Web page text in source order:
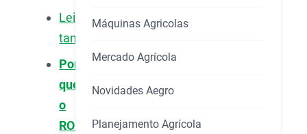
Leia
também
Por
que
o
ROI
Máquinas Agricolas
Mercado Agrícola
Novidades Aegro
Planejamento Agrícola